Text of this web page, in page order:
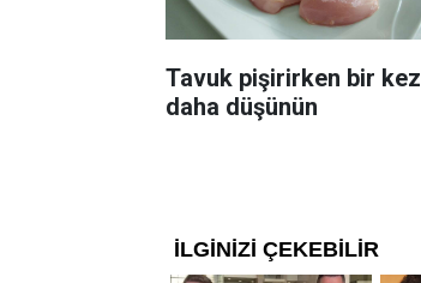
Tavuk pişirirken bir kez
daha düşünün